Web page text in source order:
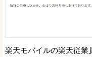
楽天モバイルの楽天従業